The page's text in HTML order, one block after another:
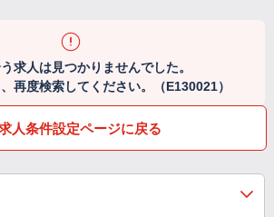
求人は見つかりませんでした。
再度検索してください。（E130021）
人条件設定ページに戻る